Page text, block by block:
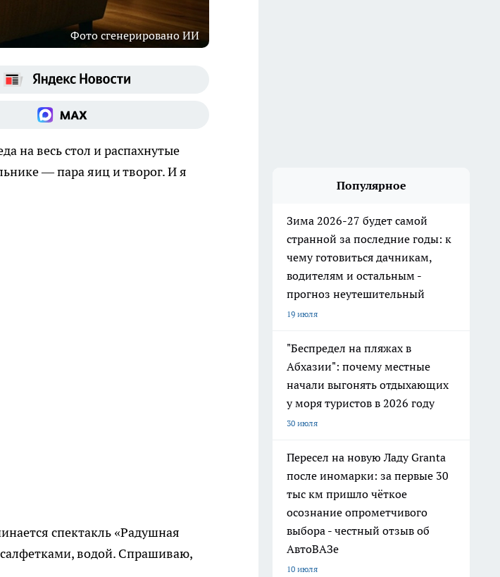
Фото сгенерировано ИИ
на весь стол и распахнутые
— пара яиц и творог. И я
спектакль «Радушная
водой. Спрашиваю,
Популярное
Зима 2026-27 будет самой
странной за последние годы: к
чему готовиться дачникам,
водителям и остальным -
прогноз неутешительный
19 июля
"Беспредел на пляжах в
Абхазии": почему местные
начали выгонять отдыхающих
у моря туристов в 2026 году
30 июля
Пересел на новую Ладу Granta
после иномарки: за первые 30
тыс км пришло чёткое
осознание опрометчивого
выбора - честный отзыв об
АвтоВАЗе
10 июля